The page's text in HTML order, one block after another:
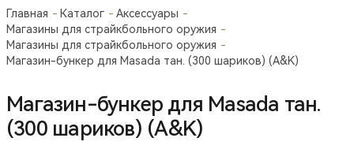
Главная Каталог
Аксессуары
Магазины для страйкбольного оружия
Магазины для страйкбольного оружия
Магазин-бункер для Masada тан. (300 шариков) (A&K)
Магазин-бункер для Masada тан.
(300 шариков) (A&K)